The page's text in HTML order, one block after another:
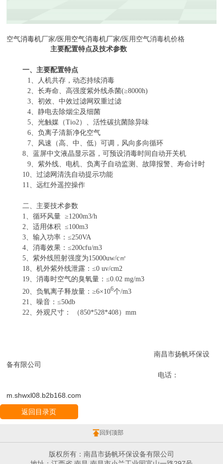
空气消毒机厂家/医用空气消毒机厂家/医用空气消毒机价格
主要配置特点及技术参数
一、主要配置特点
1
、人机共存，动态持续消毒
2 、长寿命、高强度紫外线杀菌(≥8000h)
3 、初效、中效过滤网双重过滤
4 、静电去除烟尘及细菌
5 、光触媒（Tio2 ）、活性碳抗菌除异味
6 、负离子清新净化空气
7 、风速（高、中、低）可调，风向多向循环
8 、蓝屏中文液晶显示器，可预设消毒时间自动开关机
9 、紫外线、电机、负离子自动监测、故障报警、寿命计时
10 、过滤网清洗自动提示功能
11
、远红外遥控操作
二、主要技术参数
1
、循环风量 ≥1200m3/h
2 、适用体积 ≤100m3
3 、输入功率：≤250VA
4 、消毒效果：≤200cfu/m3
5 、紫外线照射强度为15000uw/c㎡
18 、机外紫外线泄露：≤0 uv/cm2
19 、消毒时空气的臭氧量：≤0.02 mg/m3
20 、负氧离子释放量：≥6×106个/m3
21
、噪音：≤50db
22 、外观尺寸： （850*528*408）mm
南昌市扬帆环保设
备有限公司
电话：
m.shwxl08.b2b168.com
返回目录页
回到顶部
版权所有：南昌市扬帆环保设备有限公司